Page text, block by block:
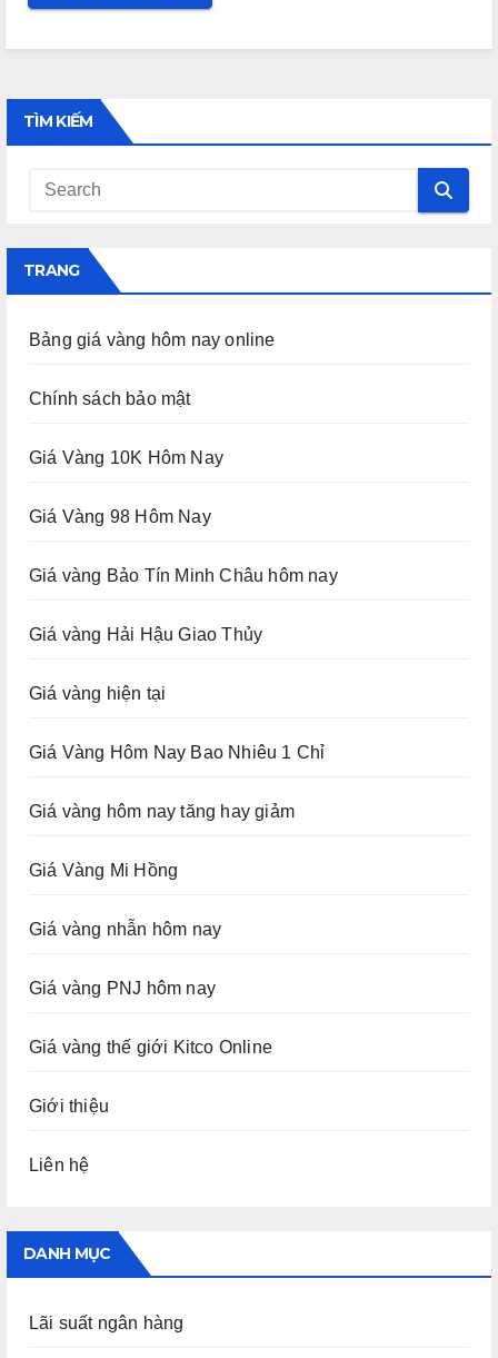
TÌM KIẾM
TRANG
Bảng giá vàng hôm nay online
Chính sách bảo mật
Giá Vàng 10K Hôm Nay
Giá Vàng 98 Hôm Nay
Giá vàng Bảo Tín Minh Châu hôm nay
Giá vàng Hải Hậu Giao Thủy
Giá vàng hiện tại
Giá Vàng Hôm Nay Bao Nhiêu 1 Chỉ
Giá vàng hôm nay tăng hay giảm
Giá Vàng Mi Hồng
Giá vàng nhẫn hôm nay
Giá vàng PNJ hôm nay
Giá vàng thế giới Kitco Online
Giới thiệu
Liên hệ
DANH MỤC
Lãi suất ngân hàng